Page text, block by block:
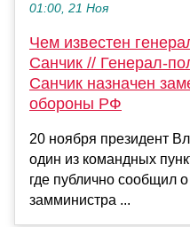
01:00, 21 Ноя
Чем известен
Санчик // Генерал-
Санчик назначен
обороны РФ
20 ноября президент
один из командных
где публично сообщил
замминистра ...